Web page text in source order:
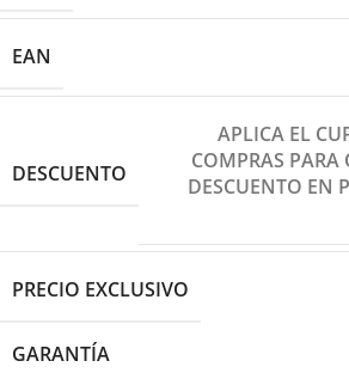
EAN
DESCUENTO
APLICA EL
COMPRAS PARA
DESCUENTO EN
PRECIO EXCLUSIVO
GARANTÍA